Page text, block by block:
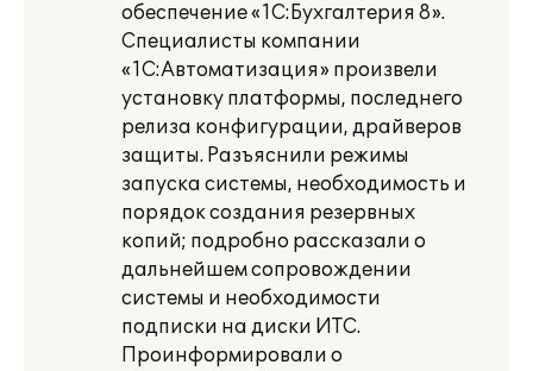
обеспечение «1C:Бухгалтерия 8».
Специалисты компании
«1С:Автоматизация» произвели
установку платформы, последнего
релиза конфигурации, драйверов
защиты. Разъяснили режимы
запуска системы, необходимость и
порядок создания резервных
копий; подробно рассказали о
дальнейшем сопровождении
системы и необходимости
подписки на диски ИТС.
Проинформировали о